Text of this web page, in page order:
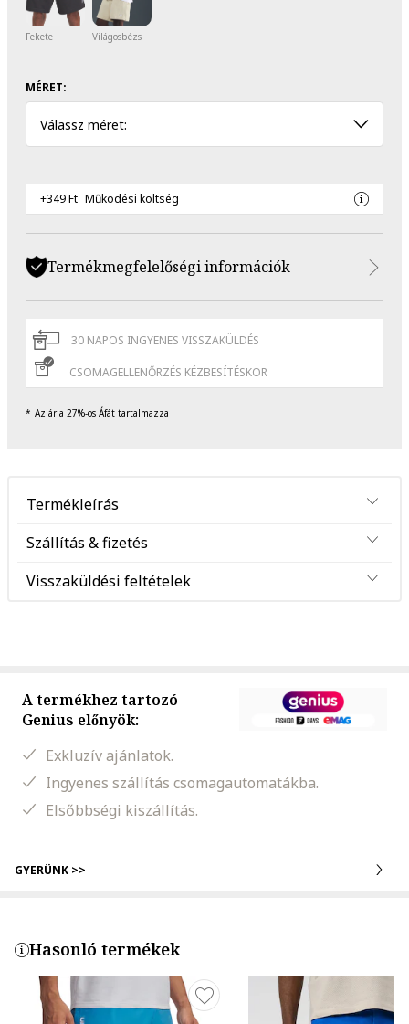
Fekete Világosbézs
MÉRET:
Válassz méret:
+349 Ft Működési költség
Termékmegfelelőségi információk
30 NAPOS INGYENES VISSZAKÜLDÉS
CSOMAGELLENŐRZÉS KÉZBESÍTÉSKOR
Az ár a 27%-os Áfát tartalmazza
Termékleírás
Szállítás & fizetés
Visszaküldési feltételek
A termékhez tartozó
Genius előnyök:
Exkluzív ajánlatok.
Ingyenes szállítás csomagautomatákba.
Elsőbbségi kiszállítás.
GYERÜNK >>
Hasonló termékek